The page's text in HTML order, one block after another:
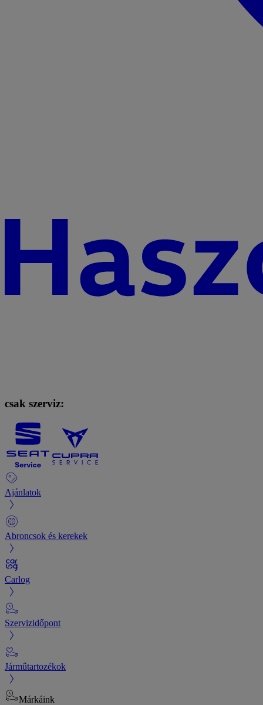
csak szerviz:
Ajánlatok
Abroncsok és kerekek
Carlog
Szervizidőpont
Járműtartozékok
Márkáink